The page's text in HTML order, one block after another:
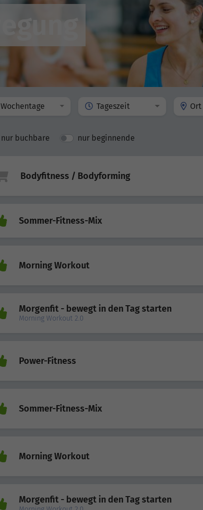
Wochentage Tageszeit Ort
nur buchbare nur beginnende
Bodyfitness / Bodyforming
Sommer-Fitness-Mix
Morning Workout
Morgenfit - bewegt in den Tag starten
Morning Workout 2.0
Power-Fitness
Sommer-Fitness-Mix
Morning Workout
Morgenfit - bewegt in den Tag starten